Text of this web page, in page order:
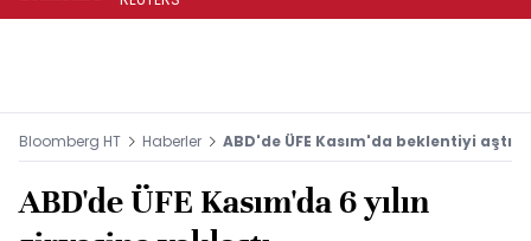
Bloomberg HT Haberler ABD'de ÜFE Kasım'da beklentiyi aştı
ABD'de ÜFE Kasım'da 6 yılın